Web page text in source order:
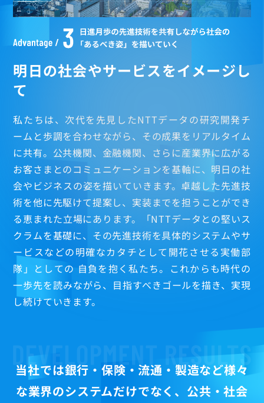
Q.Zhao
数字で見る
研修制度
福利厚生
明日の社会やサービスをイメージし
て
私たちは、次代を先見したNTTデータの研究開発チ
ームと歩調を合わせながら、その成果をリアルタイム
に共有。公共機関、金融機関、さらに産業界に広がる
お客さまとのコミュニケーションを基軸に、明日の社
会やビジネスの姿を描いていきます。卓越した先進技
術を他に先駆けて提案し、実装までを担うことができ
る恵まれた立場にあります。「NTTデータとの堅いス
クラムを基礎に、その先進技術を具体的システムやサ
ービスなどの明確なカタチとして開花させる実働部
隊」としての 自負を抱く私たち。これからも時代の
一歩先を読みながら、目指すべきゴールを描き、実現
し続けていきます。
当社では銀行・保険・流通・製造など様々
な業界のシステムだけでなく、 公共・社会